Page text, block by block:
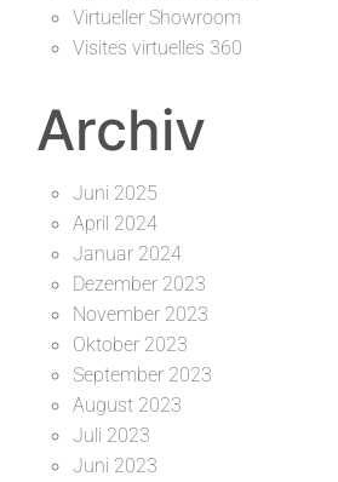
Virtueller Showroom
Visites virtuelles 360
Archiv
Juni 2025
April 2024
Januar 2024
Dezember 2023
November 2023
Oktober 2023
September 2023
August 2023
Juli 2023
Juni 2023